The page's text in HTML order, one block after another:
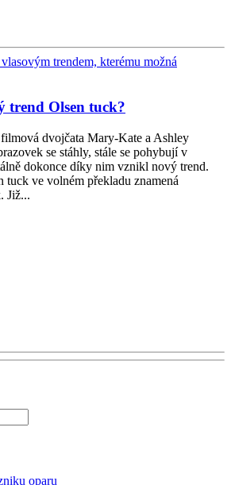
trend Olsen tuck?
filmová dvojčata Mary-Kate a Ashley
se stáhly, stále se pohybují v
dokonce díky nim vznikl nový trend.
tuck ve volném překladu znamená
Již...